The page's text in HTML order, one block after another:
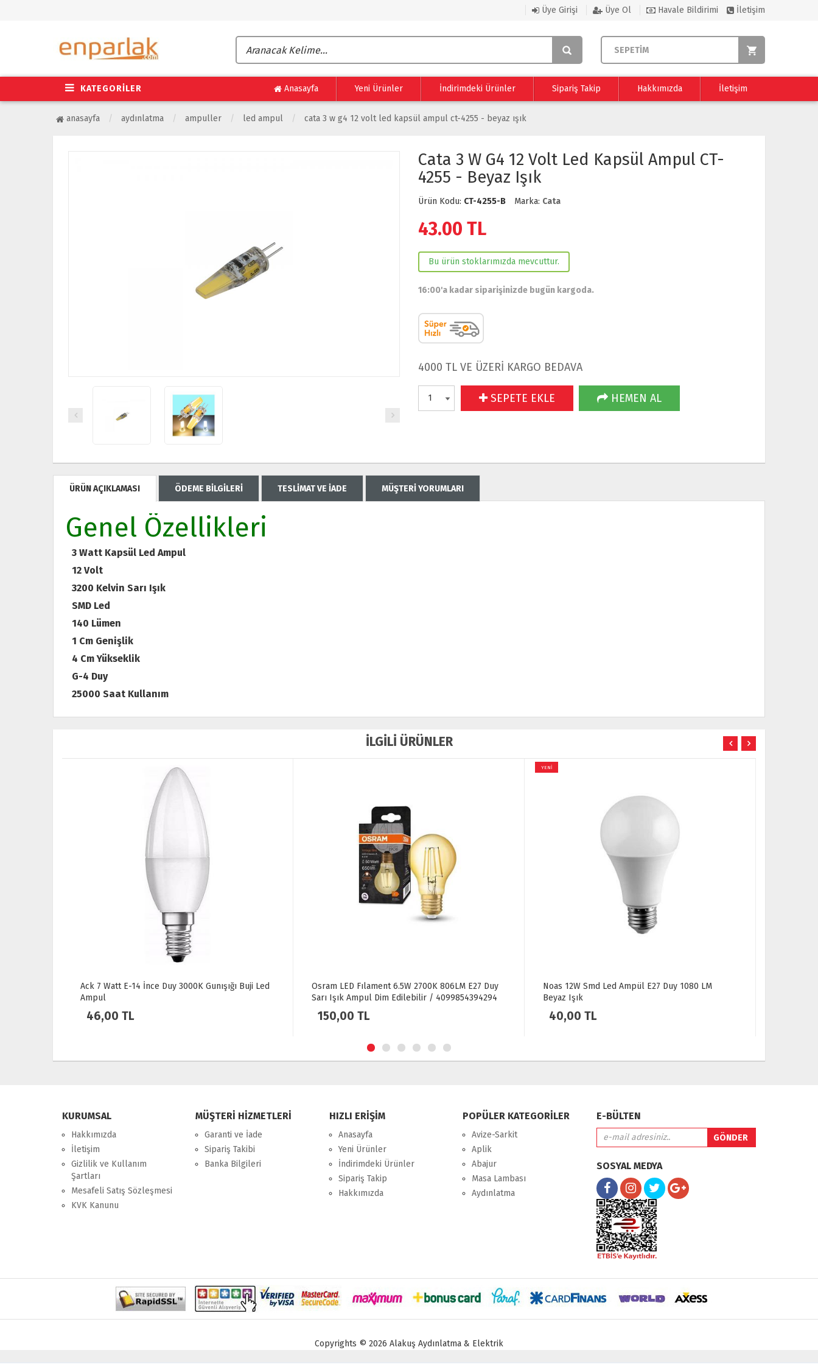
Üye Girişi Üye Ol Havale Bildirimi İletişim
SEPETİM
KATEGORİLER Anasayfa Yeni Ürünler İndirimdeki Ürünler Sipariş Takip Hakkımızda İletişim
anasayfa aydınlatma ampuller led ampul cata 3 w g4 12 volt led kapsül ampul ct-4255 - beyaz işık
Cata 3 W G4 12 Volt Led Kapsül Ampul CT-
4255 - Beyaz Işık
Ürün Kodu: CT-4255-B Marka: Cata
43.00 TL
Bu ürün stoklarımızda mevcuttur.
16:00'a kadar siparişinizde bugün kargoda.
4000 TL VE ÜZERİ KARGO BEDAVA
SEPETE EKLE HEMEN AL
ÜRÜN AÇIKLAMASI ÖDEME BİLGİLERİ TESLİMAT VE İADE MÜŞTERİ YORUMLARI
Genel Özellikleri
3 Watt Kapsül Led Ampul
12 Volt
3200 Kelvin Sarı Işık
SMD Led
140 Lümen
1 Cm Genişlik
4 Cm Yükseklik
G-4 Duy
25000 Saat Kullanım
İLGİLİ ÜRÜNLER
İnce Duy 3000K Gunışığı Buji Led
Osram LED Fılament 6.5W 2700K 806LM E27 Duy
Sarı Işık Ampul Dim Edilebilir / 4099854394294
Noas 12W Smd Led Ampül E27 Duy 1080 LM
Beyaz Işık
Philips LED Ampul 8-60W 6500K Beyaz Işık
KURUMSAL
Hakkımızda
İletişim
Gizlilik ve Kullanım
Şartları
Mesafeli Satış Sözleşmesi
KVK Kanunu
MÜŞTERİ HİZMETLERİ
Garanti ve İade
Sipariş Takibi
Banka Bilgileri
HIZLI ERİŞİM
Anasayfa
Yeni Ürünler
İndirimdeki Ürünler
Sipariş Takip
Hakkımızda
POPÜLER KATEGORİLER
Avize-Sarkit
Aplik
Abajur
Masa Lambası
Aydınlatma
E-BÜLTEN
SOSYAL MEDYA
Copyrights © 2026 Alakuş Aydınlatma & Elektrik